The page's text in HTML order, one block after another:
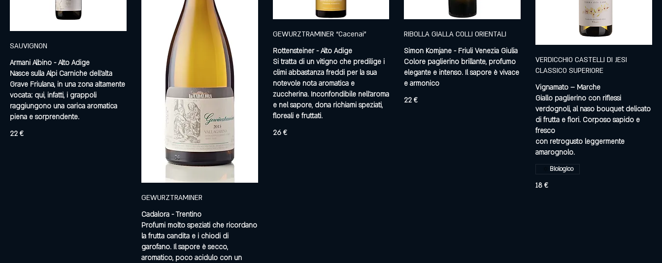
SAUVIGNON
Armani Albino - Alto Adige
Nasce sulla Alpi Carniche dell’alta
Grave Friulana, in una zona altamente
vocata; qui, infatti, i grappoli
raggiungono una carica aromatica
piena e sorprendente.
22 €
GEWURZTRAMINER
Cadalora - Trentino
Profumi molto speziati che ricordano
la frutta candita e i chiodi di
garofano. Il sapore è secco,
aromatico, poco acidulo con un
GEWURZTRAMINER “Cacenai”
Rottensteiner - Alto Adige
Si tratta di un vitigno che predilige i
climi abbastanza freddi per la sua
notevole nota aromatica e
zuccherina. Inconfondibile nell’aroma
e nel sapore, dona richiami speziati,
floreali e fruttati.
26 €
RIBOLLA GIALLA COLLI ORIENTALI
Simon Komjane - Friuli Venezia Giulia
Colore paglierino brillante, profumo
elegante e intenso. Il sapore è vivace
e armonico
22 €
VERDICCHIO CASTELLI DI JESI
CLASSICO SUPERIORE
Vignamato – Marche
Giallo paglierino con riflessi
verdognoli, al naso bouquet delicato
di frutta e fiori. Corposo sapido e
fresco
con retrogusto leggermente
amarognolo.
18 €
Biologico